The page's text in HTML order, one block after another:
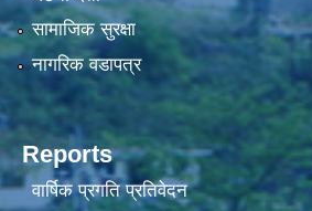
सामाजिक सुरक्षा
नागरिक वडापत्र
Reports
वार्षिक प्रगति प्रतिवेदन